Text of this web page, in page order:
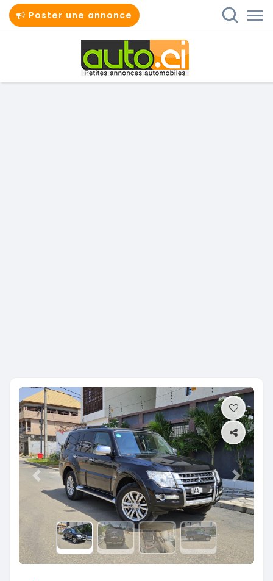
Poster une annonce
Previous Next